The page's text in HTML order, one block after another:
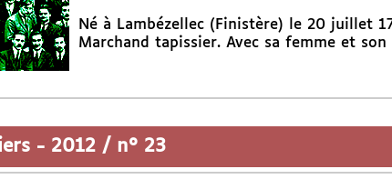
Né à Lambézellec (Finistère) le 20 juillet
Marchand tapissier. Avec sa femme et
- 2012 / n° 23